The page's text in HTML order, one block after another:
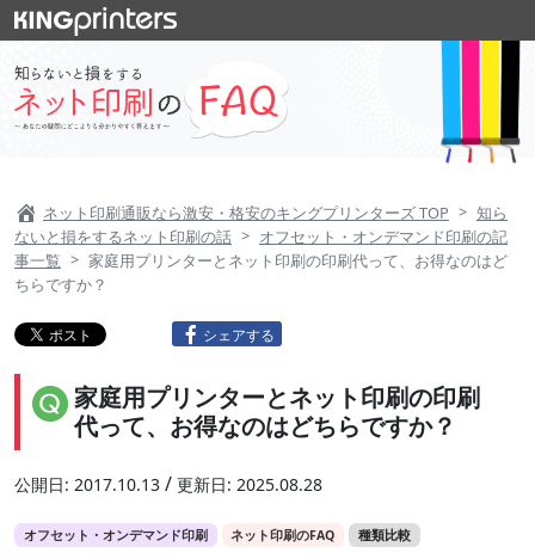
ネット印刷通販なら激安・格安のキングプリンターズ TOP
知ら
ないと損をするネット印刷の話
オフセット・オンデマンド印刷の記
事一覧
家庭用プリンターとネット印刷の印刷代って、お得なのはど
ちらですか？
シェアする
家庭用プリンターとネット印刷の印刷
代って、お得なのはどちらですか？
公開日: 2017.10.13 / 更新日: 2025.08.28
オフセット・オンデマンド印刷 ネット印刷のFAQ 種類比較